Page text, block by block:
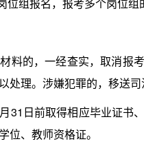
的，一经查实，取消报
理。涉嫌犯罪的，移送司
日前取得相应毕业证书
、教师资格证。